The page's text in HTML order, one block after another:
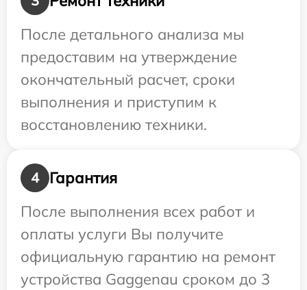
После детального анализа мы
предоставим на утверждение
окончательный расчет, сроки
выполнения и приступим к
восстановлению техники.
4
Гарантия
После выполнения всех работ и
оплаты услуги Вы получите
официальную гарантию на ремонт
устройства Gaggenau сроком до 3